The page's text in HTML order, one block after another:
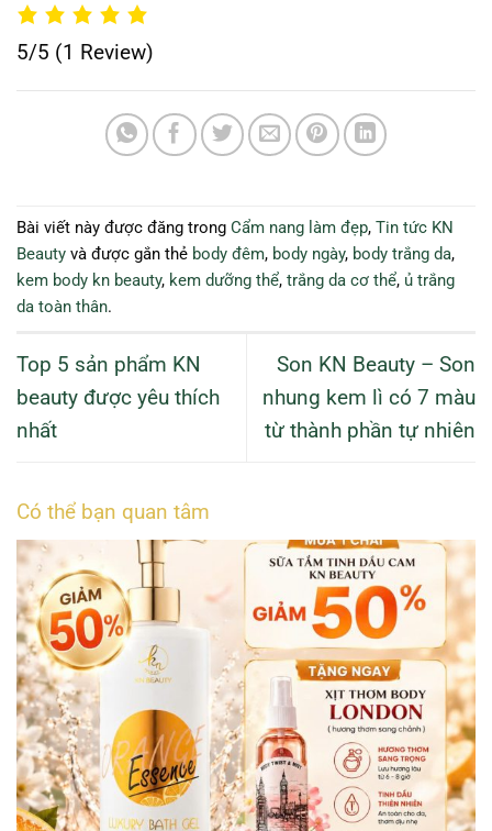
5/5 (1 Review)
Bài viết này được đăng trong Cẩm nang làm đẹp, Tin tức KN
Beauty và được gắn thẻ body đêm, body ngày, body trắng da,
kem body kn beauty, kem dưỡng thể, trắng da cơ thể, ủ trắng
da toàn thân.
Top 5 sản phẩm KN
beauty được yêu thích
nhất
Son KN Beauty – Son
nhung kem lì có 7 màu
từ thành phần tự nhiên
Có thể bạn quan tâm